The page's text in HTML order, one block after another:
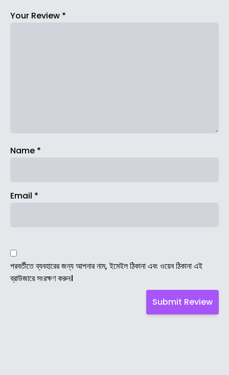
Your Review *
Name *
Email *
পরবর্তীতে ব্যবহারের জন্য আপনার নাম, ইমেইল ঠিকানা এবং ওয়েব ঠিকানা এই
ব্রাউজারে সংরক্ষণ করুন।